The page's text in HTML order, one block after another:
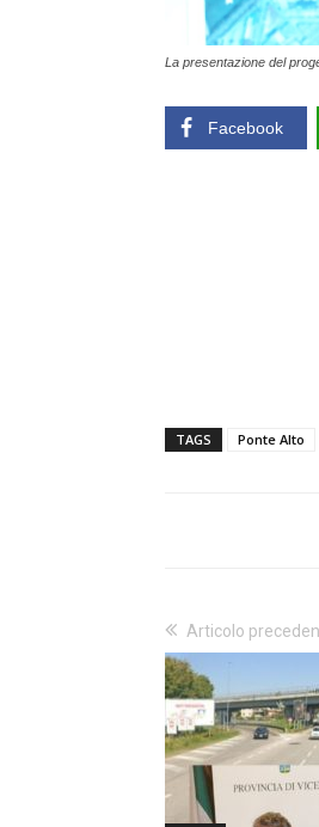
La presentazione del
Facebook
TAGS Ponte Alto
Articolo